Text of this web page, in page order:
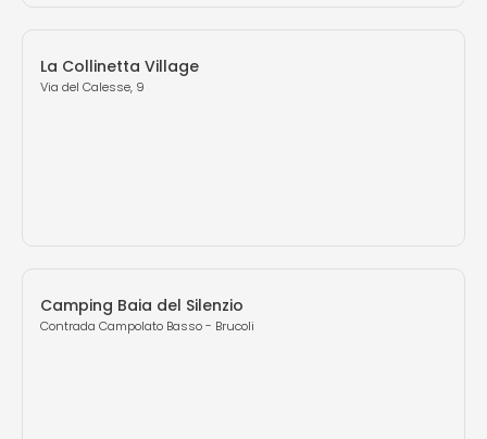
La Collinetta Village
Via del Calesse, 9
Camping Baia del Silenzio
Contrada Campolato Basso - Brucoli